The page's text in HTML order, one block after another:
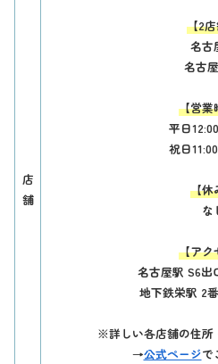
店
舗
【2
名古
名古
【営業
平日
祝日
【休
な
【アク
名古屋駅 S6出
地下鉄栄駅 2
※詳しい各店舗の住所
→公式ページで